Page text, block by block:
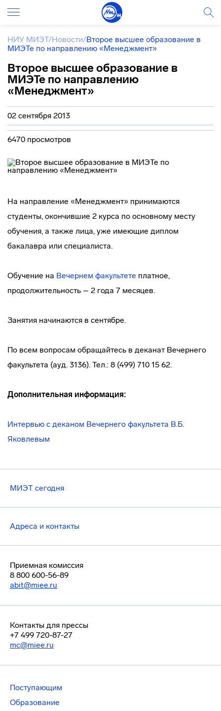
НИУ МИЭТ/Новости/Второе высшее образование в
МИЭТе по направлению «Менеджмент»
Второе высшее образование в
МИЭТе по направлению
«Менеджмент»
02 сентября 2013
6470 просмотров
На направление «Менеджмент» принимаются
студенты, окончившие 2 курса по основному месту
обучения, а также лица, уже имеющие диплом
бакалавра или специалиста.
Обучение на Вечернем факультете платное,
продолжительность – 2 года 7 месяцев.
Занятия начинаются в сентябре.
По всем вопросам обращайтесь в деканат Вечернего
факультета (ауд. 3136). Тел.: 8 (499) 710 15 62.
Дополнительная информация:
Интервью с деканом Вечернего факультета В.Б.
Яковлевым
МИЭТ сегодня
Адреса и контакты
Приемная комиссия
8 800 600-56-89
abit@miee.ru
Контакты для прессы
+7 499 720-87-27
mc@miee.ru
Поступающим
Образование